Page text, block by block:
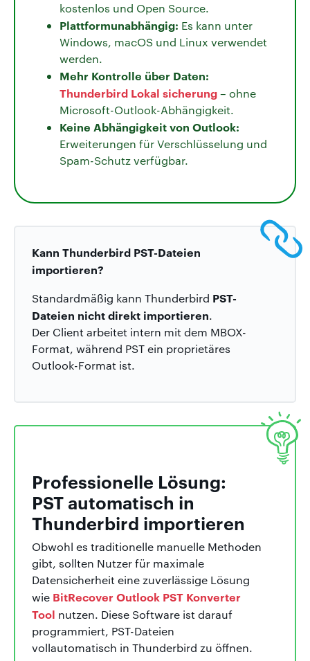
kostenlos und Open Source.
Plattformunabhängig: Es kann unter
Windows, macOS und Linux verwendet
werden.
Mehr Kontrolle über Daten:
Thunderbird Lokal sicherung– ohne
Microsoft-Outlook-Abhängigkeit.
Keine Abhängigkeit von Outlook:
Erweiterungen für Verschlüsselung und
Spam-Schutz verfügbar.
Kann Thunderbird PST-Dateien
importieren?
Standardmäßig kann Thunderbird PST-
Dateien nicht direkt importieren.
Der Client arbeitet intern mit dem MBOX-
Format, während PST ein proprietäres
Outlook-Format ist.
Professionelle Lösung:
PST automatisch in
Thunderbird importieren
Obwohl es traditionelle manuelle Methoden
gibt, sollten Nutzer für maximale
Datensicherheit eine zuverlässige Lösung
wie BitRecover Outlook PST Konverter
Tool nutzen. Diese Software ist darauf
programmiert, PST-Dateien
vollautomatisch in Thunderbird zu öffnen.